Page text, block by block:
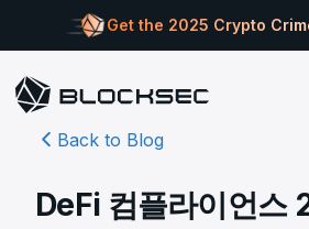
Get the 2025 Crypto
Back to Blog
DeFi 컴플라이언스